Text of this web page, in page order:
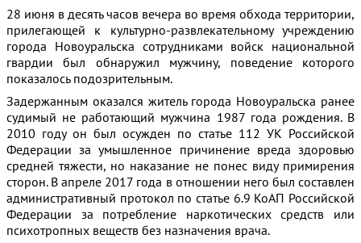
28 июня в десять часов вечера во время обхода территории,
прилегающей к культурно-развлекательному учреждению
города Новоуральска сотрудниками войск национальной
гвардии был обнаружил мужчину, поведение которого
показалось подозрительным.
Задержанным оказался житель города Новоуральска ранее
судимый не работающий мужчина 1987 года рождения. В
2010 году он был осужден по статье 112 УК Российской
Федерации за умышленное причинение вреда здоровью
средней тяжести, но наказание не понес виду примирения
сторон. В апреле 2017 года в отношении него был составлен
административный протокол по статье 6.9 КоАП Российской
Федерации за потребление наркотических средств или
психотропных веществ без назначения врача.